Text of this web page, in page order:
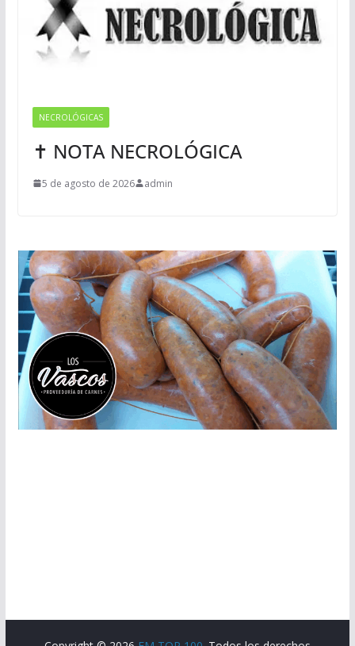
NECROLÓGICAS
✝ NOTA NECROLÓGICA
5 de agosto de 2026 admin